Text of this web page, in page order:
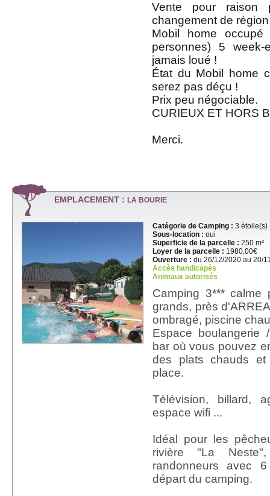
Vente pour raison
changement de
Mobil home
personnes) 5
jamais loué !
État du Mobil home
serez pas déçu !
Prix peu négociable.
CURIEUX ET HORS
Merci.
EMPLACEMENT : LA BOURIE
Catégorie de Camping : 3 étoile(s)
Sous-location : oui
Superficie de la parcelle : 250 m²
Loyer de la parcelle : 1980,00€
Ouverture : du 26/12/2020 au 20/
Accès handicapés
Animaux autorisés
Camping 3***
grands, près
ombragé, piscine
Espace boulangerie
bar où vous pouvez
des plats chauds
place.
Télévision, billard,
espace wifi ...
Idéal pour les
rivière "La
randonneurs avec
départ du camping.